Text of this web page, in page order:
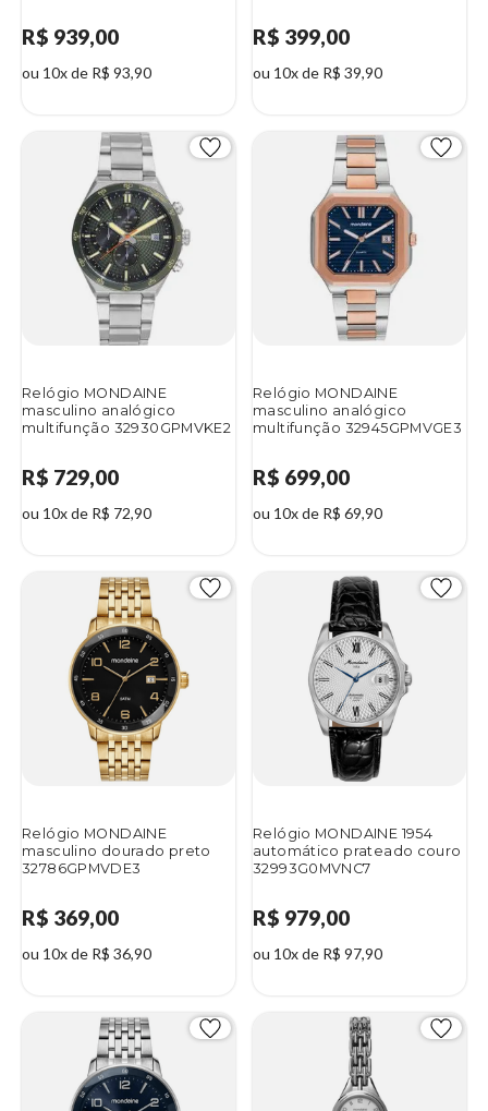
R$ 939,00
ou 10x de R$ 93,90
R$ 399,00
ou 10x de R$ 39,90
Relógio MONDAINE
masculino analógico
multifunção 32930GPMVKE2
R$ 729,00
ou 10x de R$ 72,90
Relógio MONDAINE
masculino analógico
multifunção 32945GPMVGE3
R$ 699,00
ou 10x de R$ 69,90
Relógio MONDAINE
masculino dourado preto
32786GPMVDE3
R$ 369,00
ou 10x de R$ 36,90
Relógio MONDAINE 1954
automático prateado couro
32993G0MVNC7
R$ 979,00
ou 10x de R$ 97,90